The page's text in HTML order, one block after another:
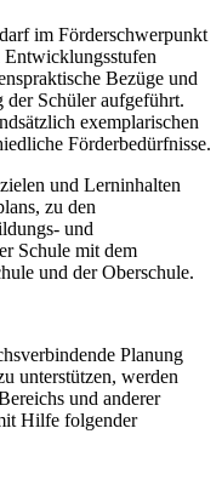
im Förderschwerpunkt
Bezüge und
Schüler aufgeführt.
exemplarischen
Förderbedürfnisse.
und Lerninhalten
zu den
und
Schule mit dem
und der Oberschule.
Planung
unterstützen, werden
und anderer
Hilfe folgender